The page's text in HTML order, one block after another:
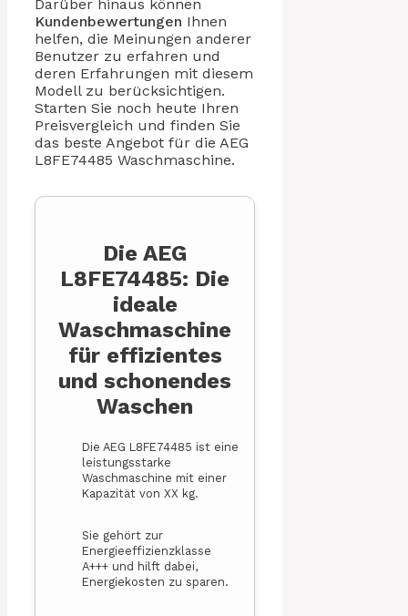
Darüber hinaus können
Kundenbewertungen Ihnen
helfen, die Meinungen anderer
Benutzer zu erfahren und
deren Erfahrungen mit diesem
Modell zu berücksichtigen.
Starten Sie noch heute Ihren
Preisvergleich und finden Sie
das beste Angebot für die AEG
L8FE74485 Waschmaschine.
Die AEG
L8FE74485: Die
ideale
Waschmaschine
für effizientes
und schonendes
Waschen
Die AEG L8FE74485 ist eine
leistungsstarke
Waschmaschine mit einer
Kapazität von XX kg.
Sie gehört zur
Energieeffizienzklasse
A+++ und hilft dabei,
Energiekosten zu sparen.